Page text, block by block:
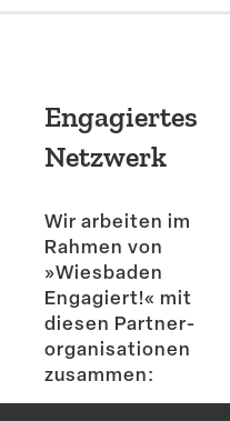
Engagiertes
Netzwerk
Wir arbeiten im
Rahmen von
»Wiesbaden
Engagiert!« mit
diesen Partner­
or­ga­ni­sa­tionen
zusammen: